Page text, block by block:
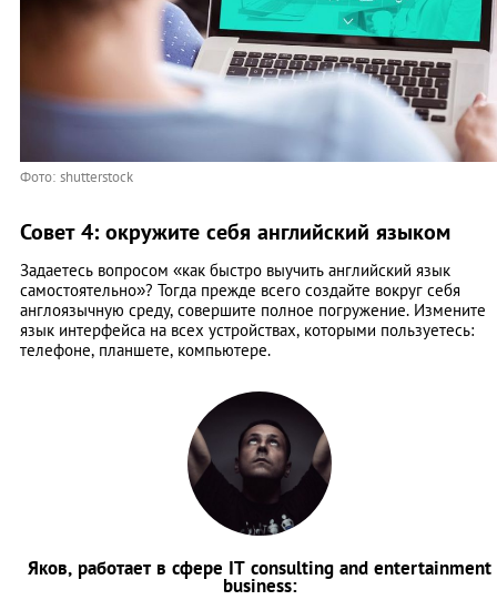
Фото: shutterstock
Совет 4: окружите себя английский языком
Задаетесь вопросом «как быстро выучить английский язык
самостоятельно»? Тогда прежде всего создайте вокруг себя
англоязычную среду, совершите полное погружение. Измените
язык интерфейса на всех устройствах, которыми пользуетесь:
телефоне, планшете, компьютере.
Яков, работает в сфере IT consulting and entertainment
business: